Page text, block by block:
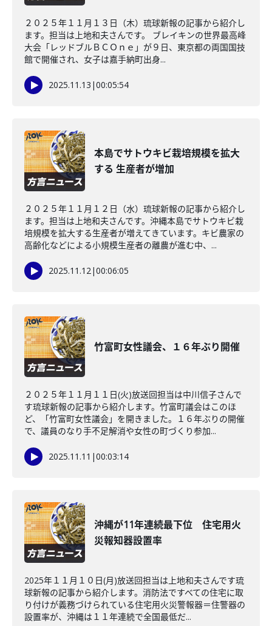
２０２５年１１月１３日（木）琉球新報の記事から紹介し
ます。担当は上地和夫さんです。 ブレイキンの世界最高峰
大会「レッドブルＢＣＯｎｅ」が９日、東京都の両国国技
館で開催され、女子は嘉手納町出身...
2025.11.13 |00:05:54
本島でサトウキビ栽培規模を拡大
する 生産者が増加
２０２５年１１月１２日（水）琉球新報の記事から紹介し
ます。担当は上地和夫さんです。沖縄本島でサトウキビ栽
培規模を拡大する生産者が増えてきています。キビ農家の
高齢化などによる小規模生産者の離農が進む中、...
2025.11.12|00:06:05
竹富町女性議会、１６年ぶり開催
２０２５年１１月１１日(火)放送回担当は中川信子さんで
す琉球新報の記事から紹介します。竹富町議会はこのほ
ど、「竹富町女性議会」を開きました。１６年ぶりの開催
で、議員のなり手不足解消や女性の町づくり参加...
2025.11.11 |00:03:14
沖縄が11年連続最下位 住宅用火
災報知器設置率
2025年１１月１０日(月)放送回担当は上地和夫さんです琉
球新報の記事から紹介します。消防法ですべての住宅に取
り付けが義務づけられている住宅用火災警報器＝住警器の
設置率が、沖縄は１１年連続で全国最低だ...